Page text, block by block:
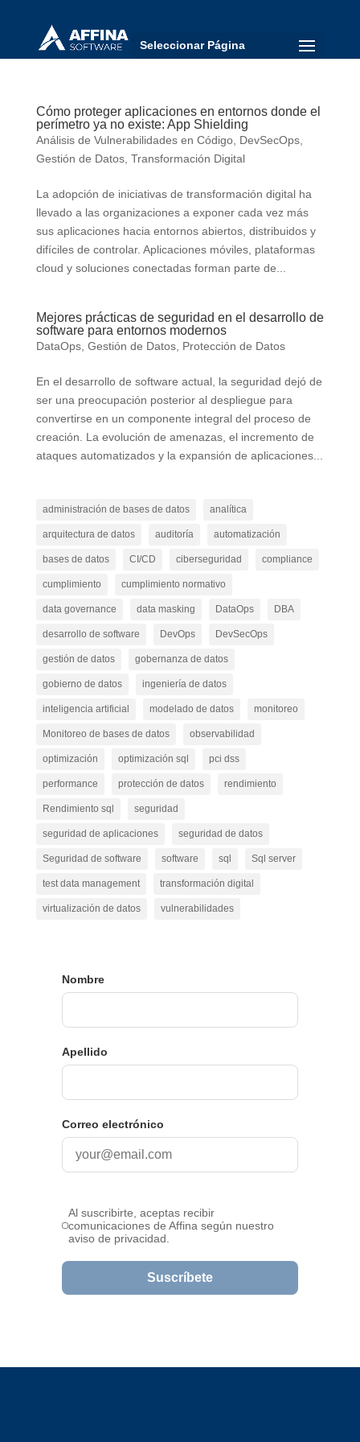
Seleccionar Página
Cómo proteger aplicaciones en entornos donde el
perímetro ya no existe: App Shielding
Análisis de Vulnerabilidades en Código, DevSecOps,
Gestión de Datos, Transformación Digital
La adopción de iniciativas de transformación digital ha
llevado a las organizaciones a exponer cada vez más
sus aplicaciones hacia entornos abiertos, distribuidos y
difíciles de controlar. Aplicaciones móviles, plataformas
cloud y soluciones conectadas forman parte de...
Mejores prácticas de seguridad en el desarrollo de
software para entornos modernos
DataOps, Gestión de Datos, Protección de Datos
En el desarrollo de software actual, la seguridad dejó de
ser una preocupación posterior al despliegue para
convertirse en un componente integral del proceso de
creación. La evolución de amenazas, el incremento de
ataques automatizados y la expansión de aplicaciones...
administración de bases de datos analítica
arquitectura de datos auditoría automatización
bases de datos CI/CD ciberseguridad compliance
cumplimiento cumplimiento normativo
data governance data masking DataOps DBA
desarrollo de software DevOps DevSecOps
gestión de datos gobernanza de datos
gobierno de datos ingeniería de datos
inteligencia artificial modelado de datos monitoreo
Monitoreo de bases de datos observabilidad
optimización optimización sql pci dss
performance protección de datos rendimiento
Rendimiento sql seguridad
seguridad de aplicaciones seguridad de datos
Seguridad de software software sql Sql server
test data management transformación digital
virtualización de datos vulnerabilidades